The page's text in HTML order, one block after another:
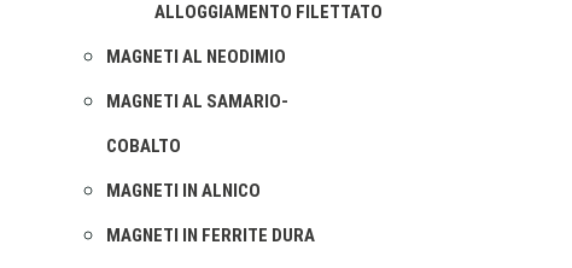
ALLOGGIAMENTO FILETTATO
MAGNETI AL NEODIMIO
MAGNETI AL SAMARIO-
COBALTO
MAGNETI IN ALNICO
MAGNETI IN FERRITE DURA